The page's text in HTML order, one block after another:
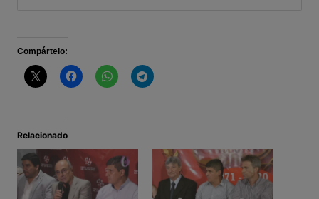
Compártelo:
Relacionado